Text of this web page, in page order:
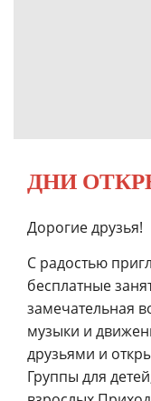
ДНИ
Дорогие друзья!
С радостью
бесплатные
замечательная
музыки и
друзьями и
Группы для